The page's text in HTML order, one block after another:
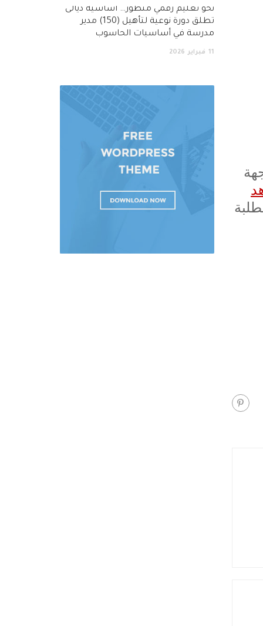
يحق لطلبة
نحو تعليم رقمي متطور… اساسية ديالى
تطلق دورة نوعية لتأهيل (150) مدير
مدرسة في أساسيات الحاسوب
11 فبراير 2026